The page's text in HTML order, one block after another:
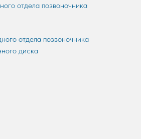
отдела позвоночника
отдела позвоночника
диска